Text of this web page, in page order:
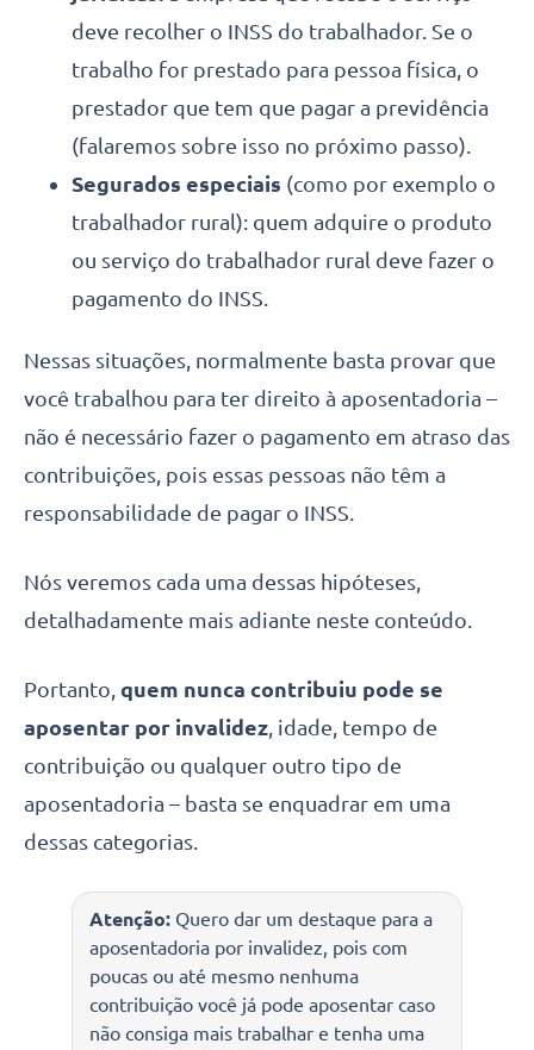
deve recolher o INSS do trabalhador. Se o
trabalho for prestado para pessoa física, o
prestador que tem que pagar a previdência
(falaremos sobre isso no próximo passo).
Segurados especiais (como por exemplo o
trabalhador rural): quem adquire o produto
ou serviço do trabalhador rural deve fazer o
pagamento do INSS.
Nessas situações, normalmente basta provar que
você trabalhou para ter direito à aposentadoria –
não é necessário fazer o pagamento em atraso das
contribuições, pois essas pessoas não têm a
responsabilidade de pagar o INSS.
Nós veremos cada uma dessas hipóteses,
detalhadamente mais adiante neste conteúdo.
Portanto, quem nunca contribuiu pode se
aposentar por invalidez, idade, tempo de
contribuição ou qualquer outro tipo de
aposentadoria – basta se enquadrar em uma
dessas categorias.
Atenção: Quero dar um destaque para a
aposentadoria por invalidez, pois com
poucas ou até mesmo nenhuma
contribuição você já pode aposentar caso
não consiga mais trabalhar e tenha uma